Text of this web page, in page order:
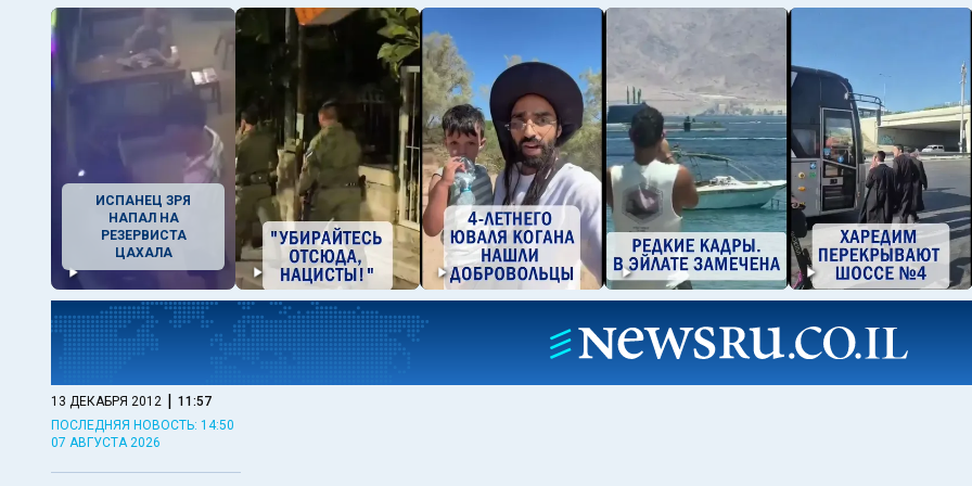
ИСПАНЕЦ ЗРЯ
НАПАЛ НА
РЕЗЕРВИСТА
ЦАХАЛА
13 ДЕКАБРЯ 2012 | 11:57
ПОСЛЕДНЯЯ НОВОСТЬ: 14:50
07 АВГУСТА 2026